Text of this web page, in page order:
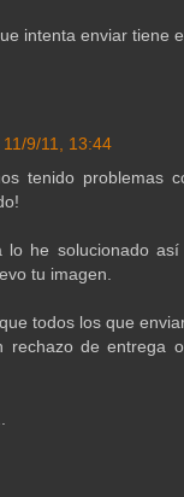
intenta enviar tiene
11/9/11, 13:44
tenido problemas
lo he solucionado
tu imagen.
todos los que
rechazo de entrega